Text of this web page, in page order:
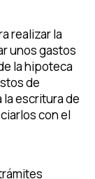
realizar la
unos gastos
la hipoteca
de
escritura de
con el